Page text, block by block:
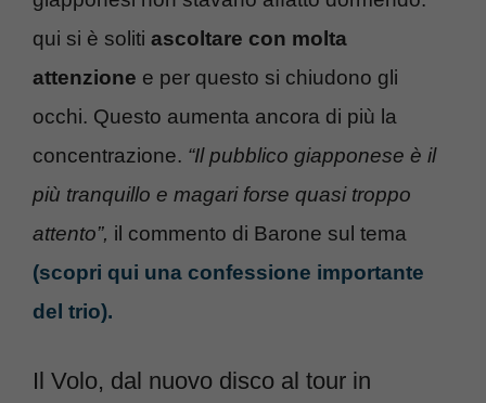
qui si è soliti ascoltare con molta
attenzione e per questo si chiudono gli
occhi. Questo aumenta ancora di più la
concentrazione. “Il pubblico giapponese è il
più tranquillo e magari forse quasi troppo
attento”, il commento di Barone sul tema
(scopri qui una confessione importante
del trio).
Il Volo, dal nuovo disco al tour in